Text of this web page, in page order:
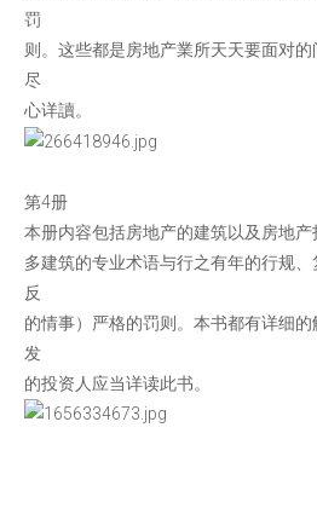
罚
则。这些都是房地产業所天天要面对
尽
心详讀。
第4册
本册内容包括房地产的建筑以及房地
多建筑的专业术语与行之有年的行规
反
的情事）严格的罚则。本书都有详细
发
的投资人应当详读此书。